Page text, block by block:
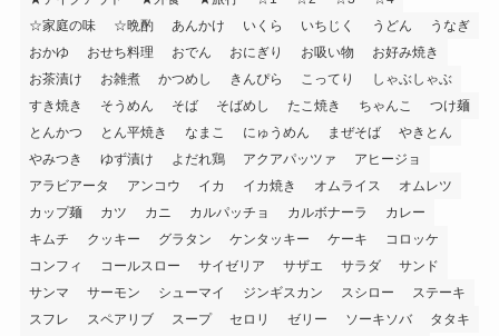
☆家庭の味
☆晩酌 あんかけ いくら いちじく うどん
うなぎ
おかゆ
おせち料理 おでん おにぎり お吸い物
お好み焼き
お茶漬け
お雑煮 かつめし きんぴら こってり
しゃぶしゃぶ
すき焼き
そうめん そば そばめし たこ焼き ちゃんこ
つけ麺
とんかつ
とん平焼き なまこ にゅうめん まぜそば
やきとん
やみつき
ゆず漬け よだれ鶏 アクアパッツァ
アヒージョ
アラビアータ
アンコウ イカ イカ焼き オムライス
オムレツ
カップ麺
カツ カニ カルパッチョ カルボナーラ
カレー
キムチ
クッキー グラタン ケンタッキー ケーキ
コロッケ
コンフィ
コールスロー サイゼリア サザエ サラダ
サンド
サンマ
サーモン シューマイ ジンギスカン スシロー
ステーキ
スフレ
スペアリブ スープ セロリ ゼリー ソーキソバ
タタキ